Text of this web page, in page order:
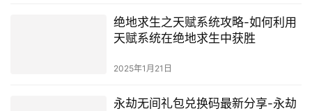
绝地求生之天赋系统攻略-如何利用
天赋系统在绝地求生中获胜
2025年1月21日
永劫无间礼包兑换码最新分享-永劫